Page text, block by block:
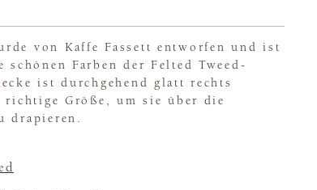
von Kaffe Fassett entworfen und ist
Farben der Felted Tweed-
ist durchgehend glatt rechts
richtige Größe, um sie über die
drapieren.